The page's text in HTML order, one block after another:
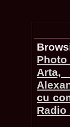
Arta,
cu
Radio